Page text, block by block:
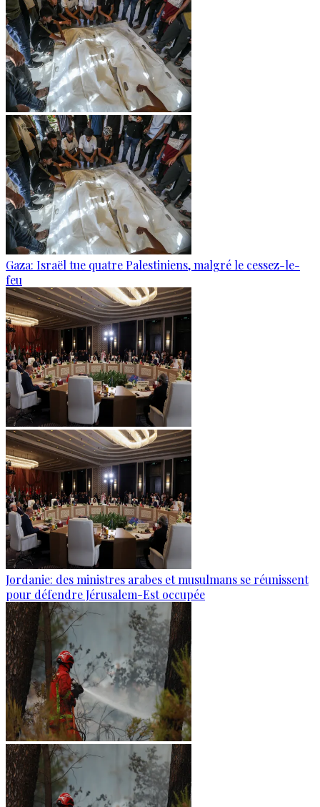
Gaza: Israël tue quatre Palestiniens, malgré le cessez-le-
feu
Jordanie: des ministres arabes et musulmans se réunissent
pour défendre Jérusalem-Est occupée